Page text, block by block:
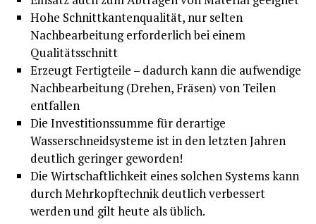
Hohe Schnittkantenqualität, nur selten
Nachbearbeitung erforderlich bei einem
Qualitätsschnitt
Erzeugt Fertigteile – dadurch kann die aufwendige
Nachbearbeitung (Drehen, Fräsen) von Teilen
entfallen
Die Investitionssumme für derartige
Wasserschneidsysteme ist in den letzten Jahren
deutlich geringer geworden!
Die Wirtschaftlichkeit eines solchen Systems kann
durch Mehrkopftechnik deutlich verbessert
werden und gilt heute als üblich.